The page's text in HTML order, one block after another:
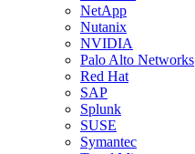
NetApp
Nutanix
NVIDIA
Palo Alto Networks
Red Hat
SAP
Splunk
SUSE
Symantec